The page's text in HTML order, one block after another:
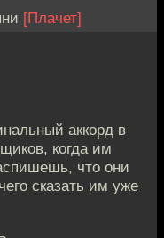
[Плачет]
аккорд в
когда им
что они
сказать им уже